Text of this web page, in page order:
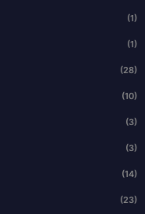
(1)
(1)
(28)
(10)
(3)
(3)
(14)
(23)